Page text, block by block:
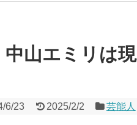
中山エミリは現
6/23 2025/2/2 芸能人